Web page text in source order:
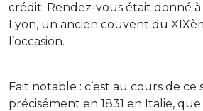
crédit. Rendez-vous était donné à
Lyon, un ancien couvent du
l’occasion.
Fait notable : c’est au cours de ce
précisément en 1831 en Italie,